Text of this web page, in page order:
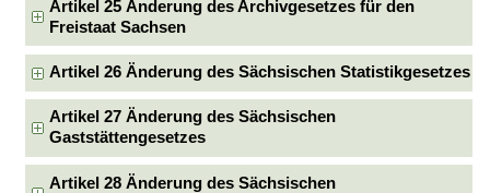
Artikel 25 Änderung des Archivgesetzes für den
Freistaat Sachsen
Artikel 26 Änderung des Sächsischen Statistikgesetzes
Artikel 27 Änderung des Sächsischen
Gaststättengesetzes
Artikel 28 Änderung des Sächsischen